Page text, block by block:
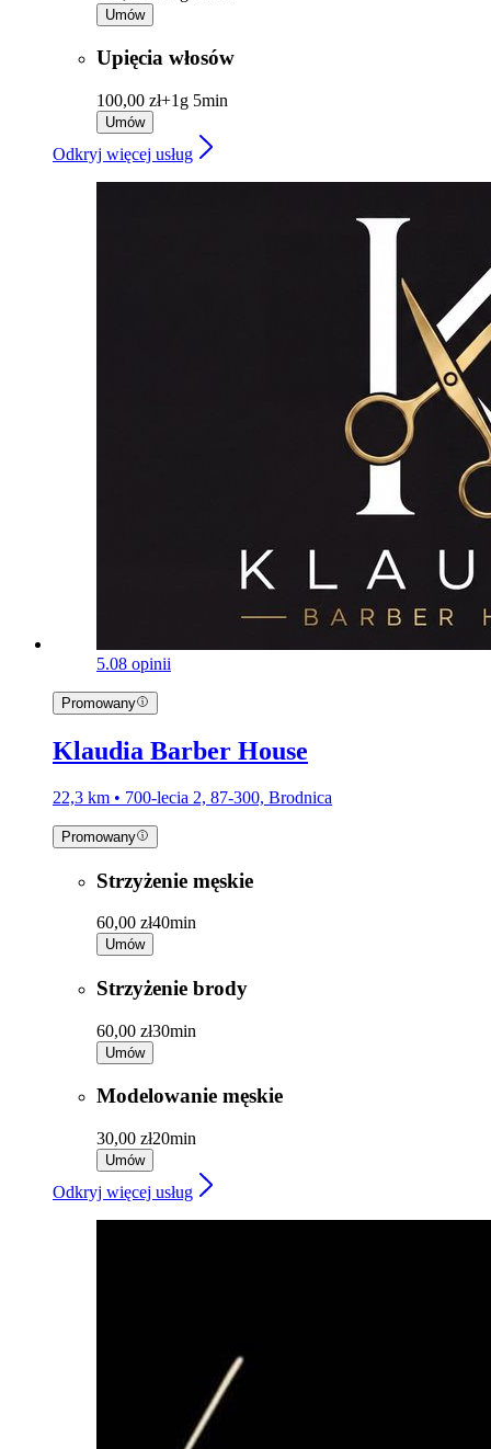
Umów
Upięcia włosów
100,00 zł+1g 5min
Umów
Odkryj więcej usług
5.08 opinii
Promowany
Klaudia Barber House
22,3 km • 700-lecia 2, 87-300, Brodnica
Promowany
Strzyżenie męskie
60,00 zł40min
Umów
Strzyżenie brody
60,00 zł30min
Umów
Modelowanie męskie
30,00 zł20min
Umów
Odkryj więcej usług